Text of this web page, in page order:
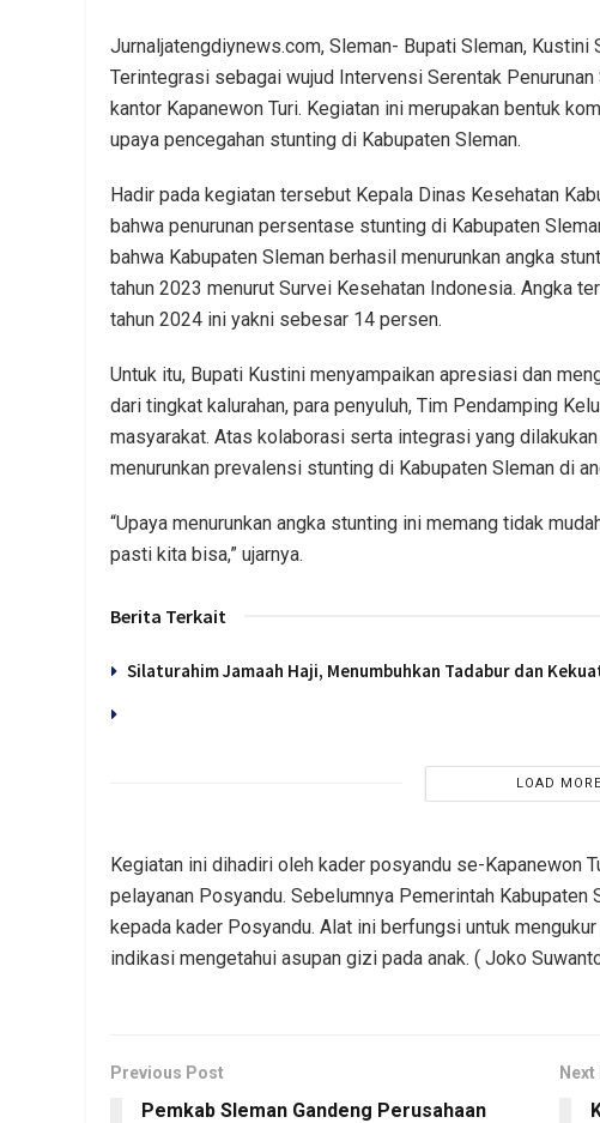
Jurnaljatengdiynews.com, Sleman- Bupati Sleman, Kustini
Terintegrasi sebagai wujud Intervensi Serentak
kantor Kapanewon Turi. Kegiatan ini merupakan bentuk
upaya pencegahan stunting di Kabupaten Sleman.
Hadir pada kegiatan tersebut Kepala Dinas Kesehatan
bahwa penurunan persentase stunting di Kabupaten
bahwa Kabupaten Sleman berhasil menurunkan angka
tahun 2023 menurut Survei Kesehatan Indonesia. Angka
tahun 2024 ini yakni sebesar 14 persen.
Untuk itu, Bupati Kustini menyampaikan apresiasi dan
dari tingkat kalurahan, para penyuluh, Tim Pendamping
masyarakat. Atas kolaborasi serta integrasi yang
menurunkan prevalensi stunting di Kabupaten Sleman di
“Upaya menurunkan angka stunting ini memang tidak
pasti kita bisa,” ujarnya.
Berita Terkait
Silaturahim Jamaah Haji, Menumbuhkan Tadabur dan
LOAD MORE
Kegiatan ini dihadiri oleh kader posyandu se-Kapanewon
pelayanan Posyandu. Sebelumnya Pemerintah
kepada kader Posyandu. Alat ini berfungsi untuk
indikasi mengetahui asupan gizi pada anak. ( Joko
Previous Post
Pemkab Sleman Gandeng Perusahaan